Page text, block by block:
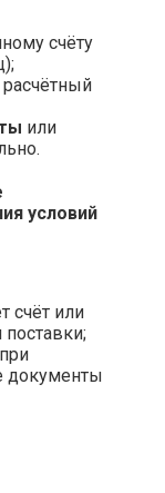
счёту
расчётный
или
условий
счёт или
документы